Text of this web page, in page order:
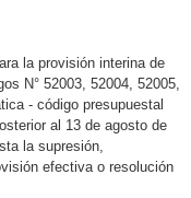
la provisión interina de
N° 52003, 52004, 52005,
- código presupuestal
al 13 de agosto de
la supresión,
efectiva o resolución